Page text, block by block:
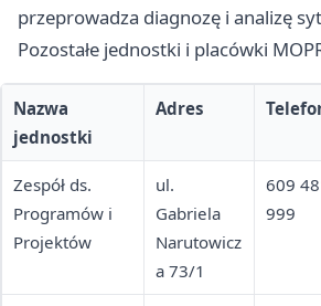
przeprowadza diagnozę i analizę
Pozostałe jednostki i placówki
Nazwa
jednostki
Adres
Zespół ds.
Programów i
Projektów
ul.
Gabriela
Narutowicz
a 73/1
609
999